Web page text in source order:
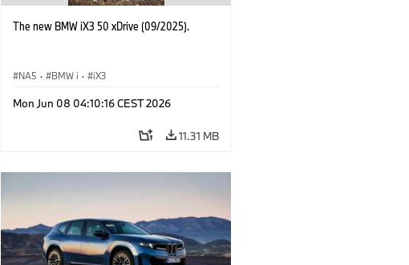
The new BMW iX3 50 xDrive (09/2025).
NA5 · BMW i · iX3
Mon Jun 08 04:10:16 CEST 2026
11.31 MB